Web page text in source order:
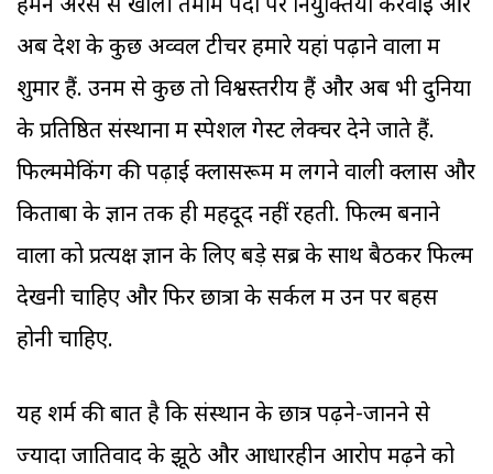
हमने अरसे से खाली तमाम पदों पर नियुक्तियां करवाईं और
अब देश के कुछ अव्वल टीचर हमारे यहां पढ़ाने वालों में
शुमार हैं. उनमें से कुछ तो विश्वस्तरीय हैं और अब भी दुनिया
के प्रतिष्ठित संस्थानों में स्पेशल गेस्ट लेक्चर देने जाते हैं.
फिल्ममेकिंग की पढ़ाई क्लासरूम में लगने वाली क्लास और
किताबों के ज्ञान तक ही महदूद नहीं रहती. फिल्म बनाने
वालों को प्रत्यक्ष ज्ञान के लिए बड़े सब्र के साथ बैठकर फिल्में
देखनी चाहिए और फिर छात्रों के सर्कल में उन पर बहस
होनी चाहिए.
यह शर्म की बात है कि संस्थान के छात्र पढ़ने-जानने से
ज्यादा जातिवाद के झूठे और आधारहीन आरोप मढ़ने को